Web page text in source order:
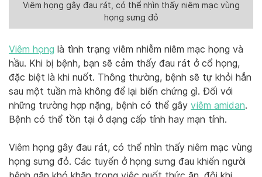
Viêm họng gây đau rát, có thể nhìn thấy niêm mạc vùng
họng sưng đỏ
Viêm họng là tình trạng viêm nhiễm niêm mạc họng và
hầu. Khi bị bệnh, bạn sẽ cảm thấy đau rát ở cổ họng,
đặc biệt là khi nuốt. Thông thường, bệnh sẽ tự khỏi hẳn
sau một tuần mà không để lại biến chứng gì. Đối với
những trường hợp nặng, bệnh có thể gây viêm amidan.
Bệnh có thể tồn tại ở dạng cấp tính hay mạn tính.
Viêm họng gây đau rát, có thể nhìn thấy niêm mạc vùng
họng sưng đỏ. Các tuyến ở họng sưng đau khiến người